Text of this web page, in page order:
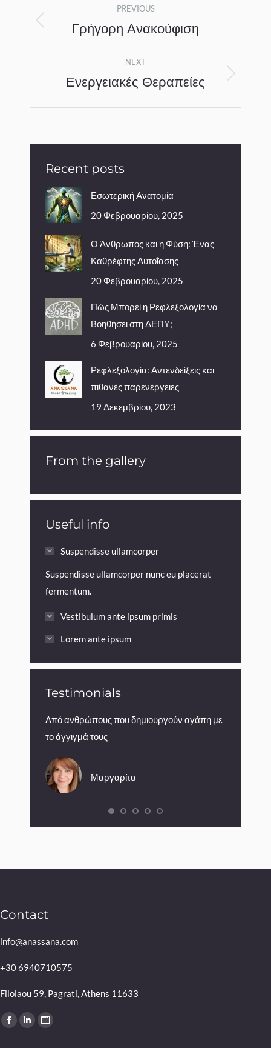
navigation
PREVIOUS
Previous
Γρήγορη Ανακούφιση
NEXT
Next
Ενεργειακές Θεραπείες
Recent posts
Εσωτερική Ανατομία
20 Φεβρουαρίου, 2025
Ο Άνθρωπος και η Φύση: Ένας
Καθρέφτης Αυτοΐασης
20 Φεβρουαρίου, 2025
Πώς Μπορεί η Ρεφλεξολογία να
Βοηθήσει στη ΔΕΠΥ;
6 Φεβρουαρίου, 2025
Ρεφλεξολογία: Αντενδείξεις και
πιθανές παρενέργειες
19 Δεκεμβρίου, 2023
From the gallery
Useful info
Suspendisse ullamcorper
Suspendisse ullamcorper nunc eu placerat
fermentum.
Vestibulum ante ipsum primis
Lorem ante ipsum
Testimonials
Από ανθρώπους που δημιουργούν αγάπη με
το άγγιγμά τους
Μαργαρίτα
Contact
info@anassana.com
+30 6940710575
Filolaou 59, Pagrati, Athens 11633
Find us on:
Facebook
LinkedinWebsite